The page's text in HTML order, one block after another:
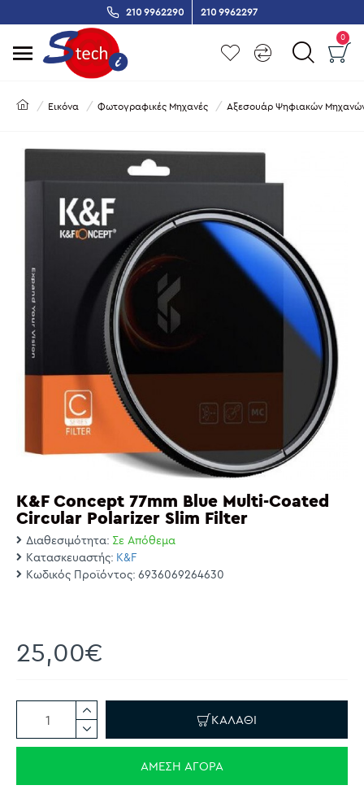
210 9962290 210 9962297
0
Εικόνα Φωτογραφικές Μηχανές Αξεσουάρ Ψηφιακών
K&F Concept 77mm Blue Multi-Coated
Circular Polarizer Slim Filter
Διαθεσιμότητα: Σε Απόθεμα
Κατασκευαστής: K&F
Κωδικός Προϊόντος: 6936069264630
25,00€
ΚΑΛΆΘΙ
ΆΜΕΣΗ ΑΓΟΡΆ